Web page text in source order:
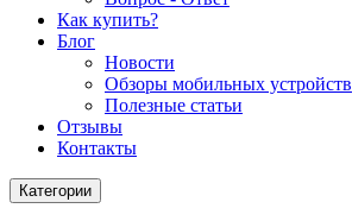
Как купить?
Блог
Новости
Обзоры мобильных устройств
Полезные статьи
Отзывы
Контакты
Категории